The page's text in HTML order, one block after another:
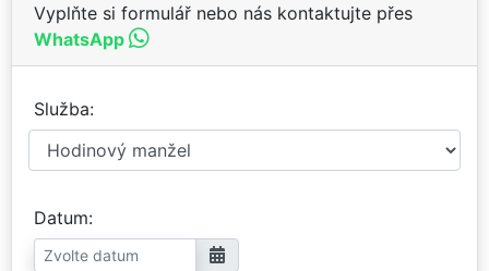
Vyplňte si formulář nebo nás kontaktujte přes
WhatsApp
Služba
Datum